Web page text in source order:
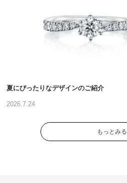
夏にぴったりなデザインのご紹介
2026.7.24
もっとみる